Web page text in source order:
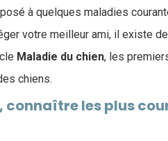
à quelques maladies
votre meilleur ami, il existe
Maladie du chien, les
chiens.
connaître les plus